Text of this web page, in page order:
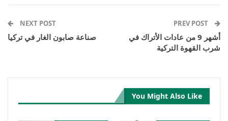
أشهر 9 من عادات الأتراك في
شرب القهوة التركية
NEXT POST
صناعة صابون الغار في تركيا
You Might Also Like